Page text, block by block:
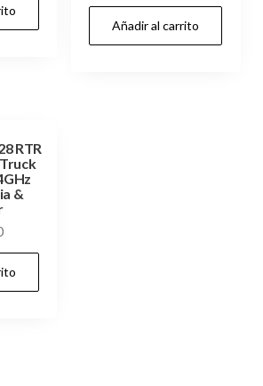
Añadir al carrito
RTR
&